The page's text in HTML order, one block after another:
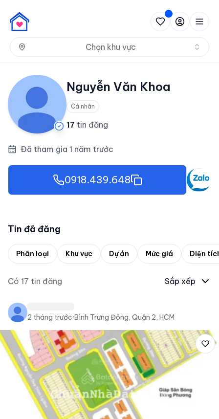
Chọn khu vực
Nguyễn Văn Khoa
Cá nhân
17 tin đăng
Đã tham gia 1 năm trước
0918.439.648
Tin đã đăng
Phân loại Khu vực Dự án Mức giá Diện
Có 17 tin đăng Sắp xếp
2 tháng trước·Bình Trưng Đông, Quận 2, HCM